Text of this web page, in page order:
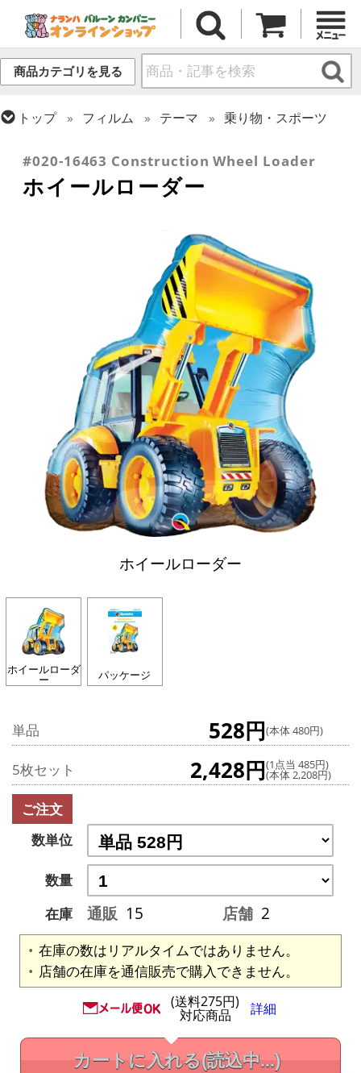
商品カテゴリを見る
トップ フィルム テーマ
乗り物・スポーツ
ひなまつり・こどもの日
#020-16463 Construction Wheel Loader
ホイールローダー
ホイールローダー
ホイールローダ
ー パッケージ
単品 528円(本体 480円)
5枚セット 2,428円(1点当 485円)
(本体 2,208円)
ご注文
数単位
数量
在庫
通販 15 店舗 2
在庫の数はリアルタイムではありません。
店舗の在庫を通信販売で購入できません。
(送料275円)
対応商品 詳細
カートに入れる(読込中...)